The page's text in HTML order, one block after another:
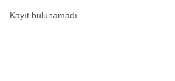
Kayıt bulunamadı